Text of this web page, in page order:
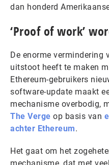
dan honderd
‘Proof of work’
De enorme vermindering
uitstoot heeft te maken
Ethereum-gebruikers
software-update maakt
mechanisme overbodig,
The Verge op basis van
achter Ethereum.
Het gaat om het